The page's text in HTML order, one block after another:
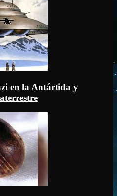
en la Antártida y